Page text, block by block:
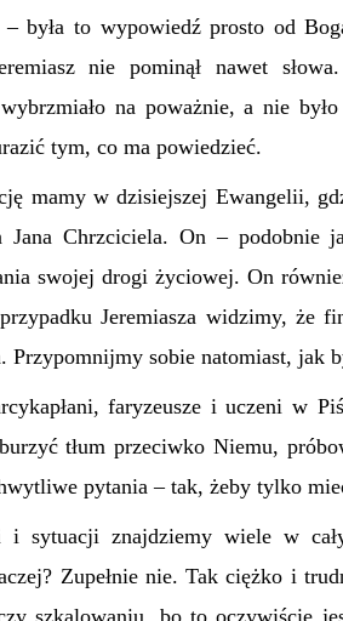
była to wypowiedź prosto od
nie pominął nawet
na poważnie, a nie
tym, co ma powiedzieć.
mamy w dzisiejszej Ewangelii,
Chrzciciela. On – podobnie
swojej drogi życiowej. On
Jeremiasza widzimy, że
Przypomnijmy sobie natomiast, jak
faryzeusze i uczeni w
tłum przeciwko Niemu,
pytania – tak, żeby tylko
i sytuacji znajdziemy wiele w
Zupełnie nie. Tak ciężko i
szkalowaniu, bo to oczywiście